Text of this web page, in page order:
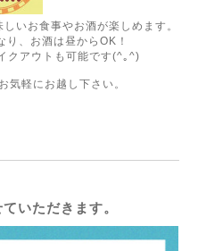
いお食事やお酒が楽しめます。
、お酒は昼からOK！
クアウトも可能です(^｡^)
気軽にお越し下さい。
いただきます。